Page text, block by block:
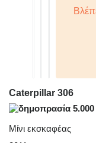
Caterpillar 306
5.000
Μίνι εκσκαφέας